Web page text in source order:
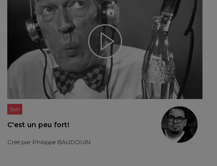
Son
C'est un peu fort!
Créé par Philippe BAUDOUIN